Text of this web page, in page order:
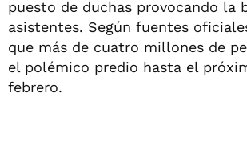
puesto de duchas provocando la
asistentes. Según fuentes
que más de cuatro millones de
el polémico predio hasta el
febrero.